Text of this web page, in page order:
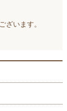
ざいます。